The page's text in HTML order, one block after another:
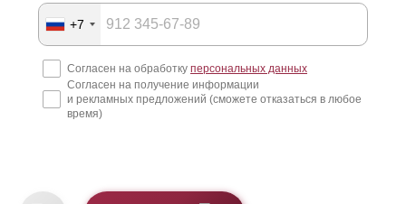
+7
Согласен на обработку персональных данных
Согласен на получение информации
и рекламных предложений (сможете отказаться в любое
время)